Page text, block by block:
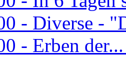
- Diverse -
- Erben